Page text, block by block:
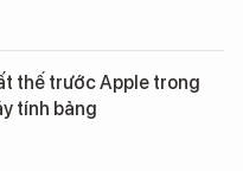
thế trước Apple trong
tính bảng